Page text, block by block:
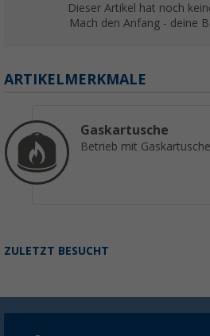
Dieser Artikel hat noch
Mach den Anfang - deine
ARTIKELMERKMALE
Gaskartusche
Betrieb mit Gaskartusche
ZULETZT BESUCHT